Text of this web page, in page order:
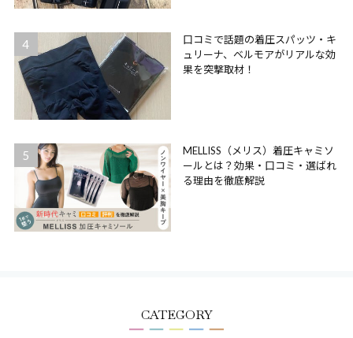
口コミで話題の着圧スパッツ・キ
ュリーナ、ベルモアがリアルな効
果を突撃取材！
MELLISS（メリス）着圧キャミソ
ールとは？効果・口コミ・選ばれ
る理由を徹底解説
CATEGORY